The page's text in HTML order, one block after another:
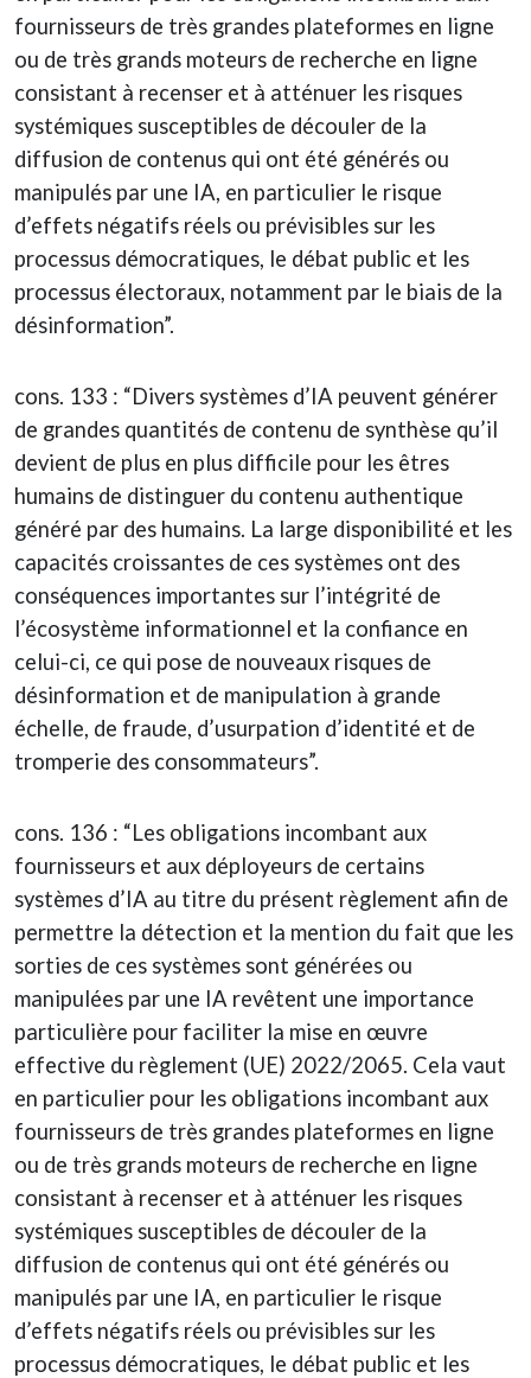
fournisseurs de très grandes plateformes en ligne
ou de très grands moteurs de recherche en ligne
consistant à recenser et à atténuer les risques
systémiques susceptibles de découler de la
diffusion de contenus qui ont été générés ou
manipulés par une IA, en particulier le risque
d’effets négatifs réels ou prévisibles sur les
processus démocratiques, le débat public et les
processus électoraux, notamment par le biais de la
désinformation”.
cons. 133 : “Divers systèmes d’IA peuvent générer
de grandes quantités de contenu de synthèse qu’il
devient de plus en plus difficile pour les êtres
humains de distinguer du contenu authentique
généré par des humains. La large disponibilité et les
capacités croissantes de ces systèmes ont des
conséquences importantes sur l’intégrité de
l’écosystème informationnel et la confiance en
celui-ci, ce qui pose de nouveaux risques de
désinformation et de manipulation à grande
échelle, de fraude, d’usurpation d’identité et de
tromperie des consommateurs”.
cons. 136 : “Les obligations incombant aux
fournisseurs et aux déployeurs de certains
systèmes d’IA au titre du présent règlement afin de
permettre la détection et la mention du fait que les
sorties de ces systèmes sont générées ou
manipulées par une IA revêtent une importance
particulière pour faciliter la mise en œuvre
effective du règlement (UE) 2022/2065. Cela vaut
en particulier pour les obligations incombant aux
fournisseurs de très grandes plateformes en ligne
ou de très grands moteurs de recherche en ligne
consistant à recenser et à atténuer les risques
systémiques susceptibles de découler de la
diffusion de contenus qui ont été générés ou
manipulés par une IA, en particulier le risque
d’effets négatifs réels ou prévisibles sur les
processus démocratiques, le débat public et les